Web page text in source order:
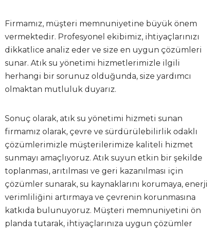
Firmamız, müşteri memnuniyetine büyük önem
vermektedir. Profesyonel ekibimiz, ihtiyaçlarınızı
dikkatlice analiz eder ve size en uygun çözümleri
sunar. Atık su yönetimi hizmetlerimizle ilgili
herhangi bir sorunuz olduğunda, size yardımcı
olmaktan mutluluk duyarız.
Sonuç olarak, atık su yönetimi hizmeti sunan
firmamız olarak, çevre ve sürdürülebilirlik odaklı
çözümlerimizle müşterilerimize kaliteli hizmet
sunmayı amaçlıyoruz. Atık suyun etkin bir şekilde
toplanması, arıtılması ve geri kazanılması için
çözümler sunarak, su kaynaklarını korumaya, enerji
verimliliğini artırmaya ve çevrenin korunmasına
katkıda bulunuyoruz. Müşteri memnuniyetini ön
planda tutarak, ihtiyaçlarınıza uygun çözümler